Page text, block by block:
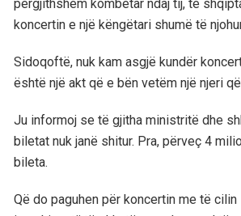
përgjithshëm kombëtar ndaj tij, të
koncertin e një këngëtari shumë të
Sidoqoftë, nuk kam asgjë kundër
është një akt që e bën vetëm një njeri
Ju informoj se të gjitha ministritë dhe
biletat nuk janë shitur. Pra, përveç 4
bileta.
Që do paguhen për koncertin me të